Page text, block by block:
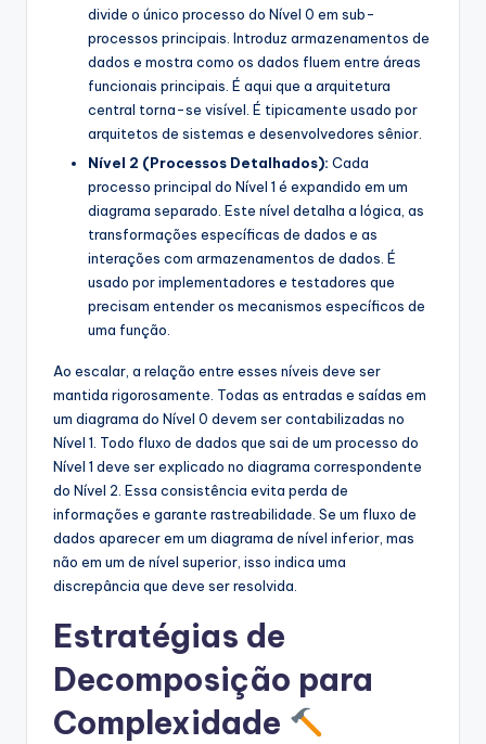
divide o único processo do Nível 0 em sub-
processos principais. Introduz armazenamentos de
dados e mostra como os dados fluem entre áreas
funcionais principais. É aqui que a arquitetura
central torna-se visível. É tipicamente usado por
arquitetos de sistemas e desenvolvedores sênior.
Nível 2 (Processos Detalhados): Cada
processo principal do Nível 1 é expandido em um
diagrama separado. Este nível detalha a lógica, as
transformações específicas de dados e as
interações com armazenamentos de dados. É
usado por implementadores e testadores que
precisam entender os mecanismos específicos de
uma função.
Ao escalar, a relação entre esses níveis deve ser
mantida rigorosamente. Todas as entradas e saídas em
um diagrama do Nível 0 devem ser contabilizadas no
Nível 1. Todo fluxo de dados que sai de um processo do
Nível 1 deve ser explicado no diagrama correspondente
do Nível 2. Essa consistência evita perda de
informações e garante rastreabilidade. Se um fluxo de
dados aparecer em um diagrama de nível inferior, mas
não em um de nível superior, isso indica uma
discrepância que deve ser resolvida.
Estratégias de
Decomposição para
Complexidade